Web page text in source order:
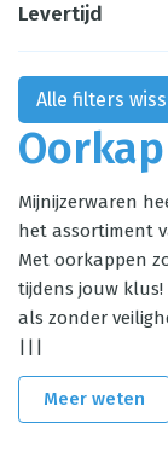
Mijnijzerwaren
het assortiment
Met oorkappen
tijdens jouw
als zonder
|||
Meer weten
Levertijd
Alle filters